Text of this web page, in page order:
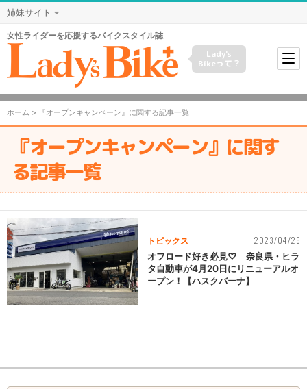
姉妹サイト
女性ライダーを応援するバイクスタイル誌
Lady's
Bikeって？
ホーム > 『オープンキャンペーン』に関する記事一覧
『オープンキャンペーン』に関す
る記事一覧
トピックス 2023/04/25
オフロード好き必見♡ 奈良県・ヒラ
タ自動車が4月20日にリニューアルオ
ープン！【ハスクバーナ】